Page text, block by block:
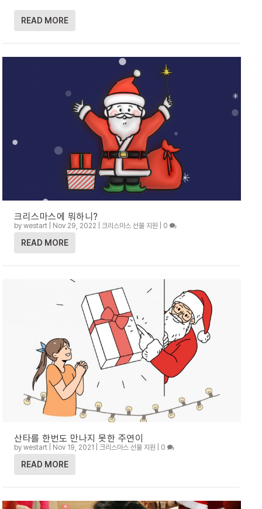
READ MORE
크리스마스에 뭐하니?
by westart Nov 29, 2022 크리스마스 선물 지원 0
READ MORE
산타를 한번도 만나지 못한 주연이
by westart Nov 19, 2021 크리스마스 선물 지원 0
READ MORE